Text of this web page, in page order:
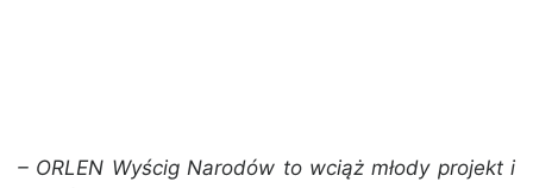
– ORLEN Wyścig Narodów to wciąż młody projekt i